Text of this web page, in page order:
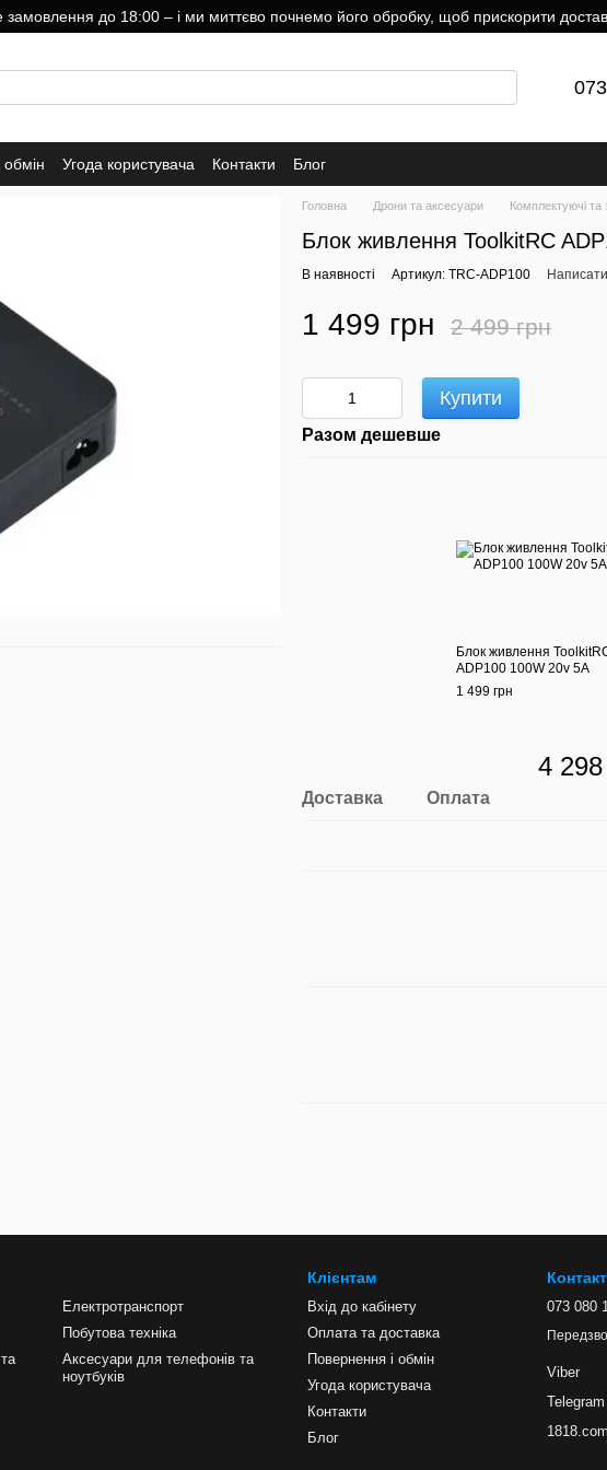
до 18:00 – і ми миттєво почнемо його обробку, щоб прискорити
Угода користувача Контакти Блог
Головна Дрони та аксесуари Комплектуючі та
Блок живлення ToolkitRC
В наявності Артикул: TRC-ADP100 Написати
1 499 грн 2 499 грн
Купити
Разом дешевше
Блок живлення
ADP100 100W 20v 5A
1 499 грн
4 298
Доставка
Оплата
Електротранспорт
Побутова техніка
Аксесуари для телефонів та
ноутбуків
Клієнтам
Вхід до кабінету
Оплата та доставка
Повернення і обмін
Угода користувача
Контакти
Блог
073 080
Viber
Telegram